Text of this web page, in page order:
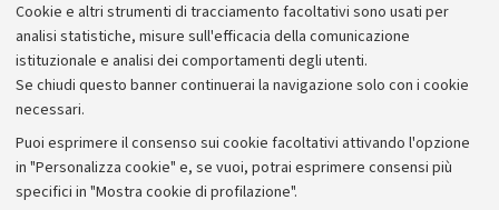
Cookie e altri strumenti di tracciamento facoltativi sono usati per
analisi statistiche, misure sull'efficacia della comunicazione
istituzionale e analisi dei comportamenti degli utenti.
Se chiudi questo banner continuerai la navigazione solo con i cookie
necessari.
Puoi esprimere il consenso sui cookie facoltativi attivando l'opzione
in "Personalizza cookie" e, se vuoi, potrai esprimere consensi più
specifici in "Mostra cookie di profilazione".
Archivio
Comunicati stampa